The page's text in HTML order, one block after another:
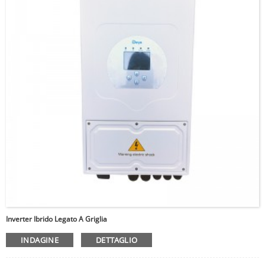
Inverter Ibrido Legato A Griglia
INDAGINE DETTAGLIO